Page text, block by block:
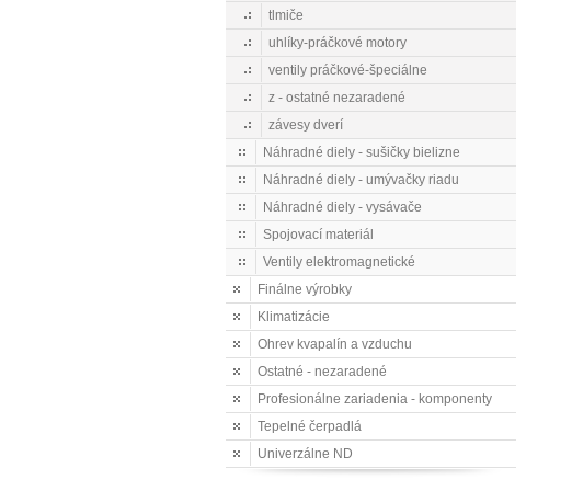
tlmiče
uhlíky-práčkové motory
ventily práčkové-špeciálne
z - ostatné nezaradené
závesy dverí
Náhradné diely - sušičky bielizne
Náhradné diely - umývačky riadu
Náhradné diely - vysávače
Spojovací materiál
Ventily elektromagnetické
Finálne výrobky
Klimatizácie
Ohrev kvapalín a vzduchu
Ostatné - nezaradené
Profesionálne zariadenia - komponenty
Tepelné čerpadlá
Univerzálne ND